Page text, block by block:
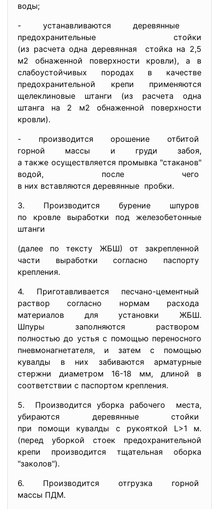
воды;
- устанавливаются деревянные
предохранительные стойки
(из расчета одна деревянная стойка на 2,5
м2 обнаженной поверхности кровли), а в
слабоустойчивых породах в качестве
предохранительной крепи применяются
щелеклиновые штанги (из расчета одна
штанга на 2 м2 обнаженной поверхности
кровли).
- производится орошение отбитой
горной массы и груди забоя,
а также осуществляется промывка "стаканов"
водой, после чего
в них вставляются деревянные пробки.
3. Производится бурение шпуров
по кровле выработки под железобетонные
штанги
(далее по тексту ЖБШ) от закрепленной
части выработки согласно паспорту
крепления.
4. Приготавливается песчано-цементный
раствор согласно нормам расхода
материалов для установки ЖБШ.
Шпуры заполняются раствором
полностью до устья с помощью переносного
пневмонагнетателя, и затем с помощью
кувалды в них забиваются арматурные
стержни диаметром 16-18 мм, длиной в
соответствии с паспортом крепления.
5. Производится уборка рабочего места,
убираются деревянные стойки
при помощи кувалды с рукояткой L>1 м.
(перед уборкой стоек предохранительной
крепи производится тщательная оборка
"заколов").
6. Производится отгрузка горной
массы ПДМ.